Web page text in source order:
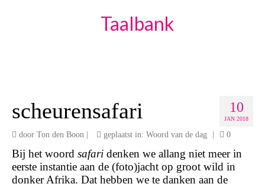
Taalbank
10
JAN 2018
scheurensafari
door Ton den Boon geplaatst in: Woord van de dag 0
Bij het woord safari denken we allang niet meer in
eerste instantie aan de (foto)jacht op groot wild in
donker Afrika. Dat hebben we te danken aan de